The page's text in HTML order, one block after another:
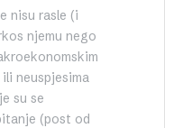
nisu rasle (i
njemu nego
neuspjesima
su se
(post od